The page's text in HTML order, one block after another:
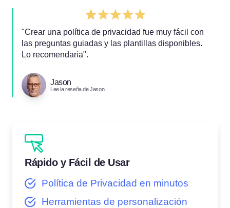
"Crear una política de privacidad fue muy fácil con
las preguntas guiadas y las plantillas disponibles.
Lo recomendaría".
Jason
Lee la reseña de Jason
Rápido y Fácil de Usar
Política de Privacidad en minutos
Herramientas de personalización